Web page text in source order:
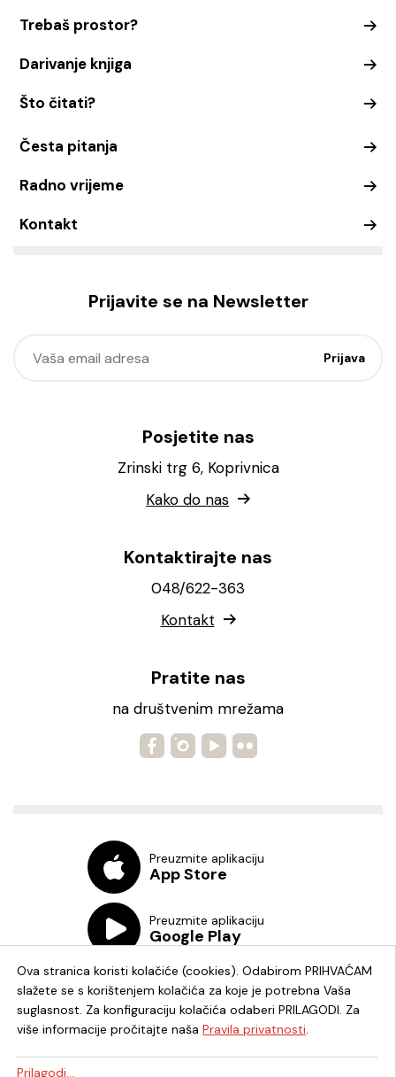
Trebaš prostor?
Darivanje knjiga
Što čitati?
Česta pitanja
Radno vrijeme
Kontakt
Prijavite se na Newsletter
Posjetite nas
Zrinski trg 6, Koprivnica
Kako do nas
Kontaktirajte nas
048/622-363
Kontakt
Pratite nas
na društvenim mrežama
Preuzmite aplikaciju
App Store
Preuzmite aplikaciju
Google Play
Ova stranica koristi kolačiće (cookies). Odabirom PRIHVAĆAM
slažete se s korištenjem kolačića za koje je potrebna Vaša
suglasnost. Za konfiguraciju kolačića odaberi PRILAGODI. Za
više informacije pročitajte naša Pravila privatnosti.
Prilagodi...